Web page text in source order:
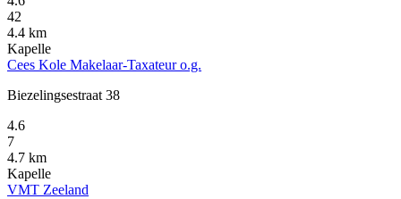
42
4.4 km
Kapelle
Cees Kole Makelaar-Taxateur o.g.
Biezelingsestraat 38
4.6
7
4.7 km
Kapelle
VMT Zeeland